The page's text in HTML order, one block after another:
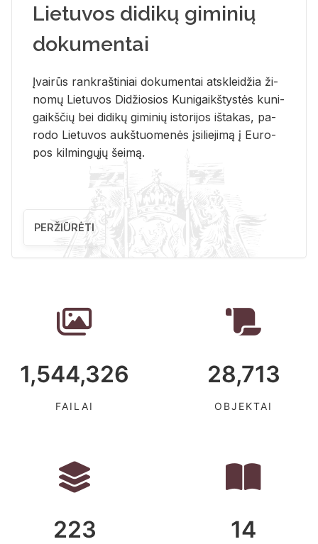
Lietuvos didikų giminių
dokumentai
Įvai­rūs rank­raš­ti­niai do­ku­men­tai at­sklei­džia ži­
no­mų Lie­tu­vos Di­džio­sios Ku­ni­gaikš­tys­tės ku­ni­
gaikš­čių bei di­di­kų gi­mi­nių is­to­ri­jos iš­ta­kas, pa­
ro­do Lie­tu­vos aukš­tuo­me­nės įsi­lie­ji­mą į Eu­ro­
pos kil­min­gų­jų šei­mą.
PERŽIŪRĖTI
1,544,326
FAILAI
28,713
OBJEKTAI
223 14